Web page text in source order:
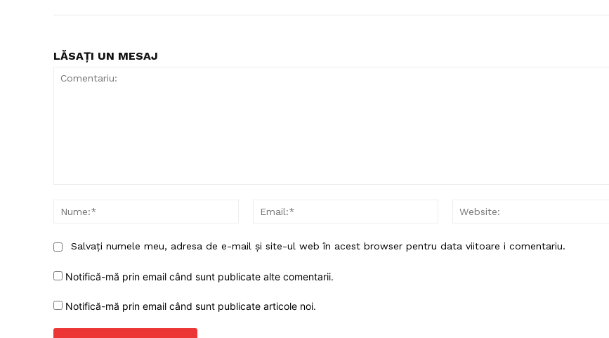
LĂSAȚI UN MESAJ
Nume:*
Email:*
Salvați numele meu, adresa de e-mail și site-ul web în acest browser pentru data viitoare i comentariu.
Notifică-mă prin email când sunt publicate alte comentarii.
Notifică-mă prin email când sunt publicate articole noi.